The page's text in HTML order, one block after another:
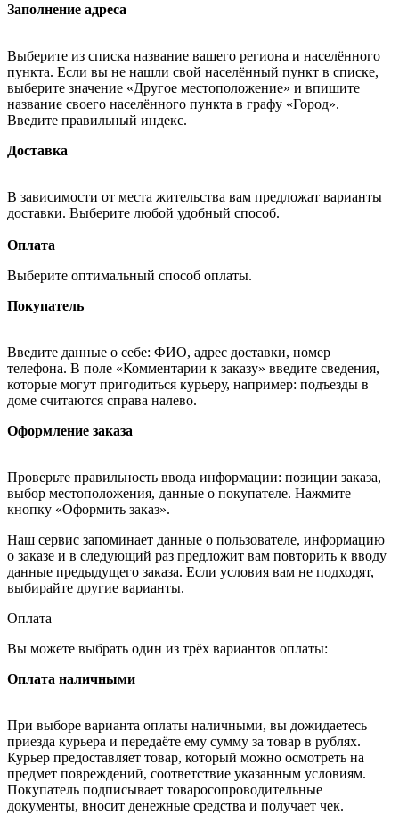
Заполнение адреса
Выберите из списка название вашего региона и населённого
пункта. Если вы не нашли свой населённый пункт в списке,
выберите значение «Другое местоположение» и впишите
название своего населённого пункта в графу «Город».
Введите правильный индекс.
Доставка
В зависимости от места жительства вам предложат варианты
доставки. Выберите любой удобный способ.
Оплата
Выберите оптимальный способ оплаты.
Покупатель
Введите данные о себе: ФИО, адрес доставки, номер
телефона. В поле «Комментарии к заказу» введите сведения,
которые могут пригодиться курьеру, например: подъезды в
доме считаются справа налево.
Оформление заказа
Проверьте правильность ввода информации: позиции заказа,
выбор местоположения, данные о покупателе. Нажмите
кнопку «Оформить заказ».
Наш сервис запоминает данные о пользователе, информацию
о заказе и в следующий раз предложит вам повторить к вводу
данные предыдущего заказа. Если условия вам не подходят,
выбирайте другие варианты.
Оплата
Вы можете выбрать один из трёх вариантов оплаты:
Оплата наличными
При выборе варианта оплаты наличными, вы дожидаетесь
приезда курьера и передаёте ему сумму за товар в рублях.
Курьер предоставляет товар, который можно осмотреть на
предмет повреждений, соответствие указанным условиям.
Покупатель подписывает товаросопроводительные
документы, вносит денежные средства и получает чек.